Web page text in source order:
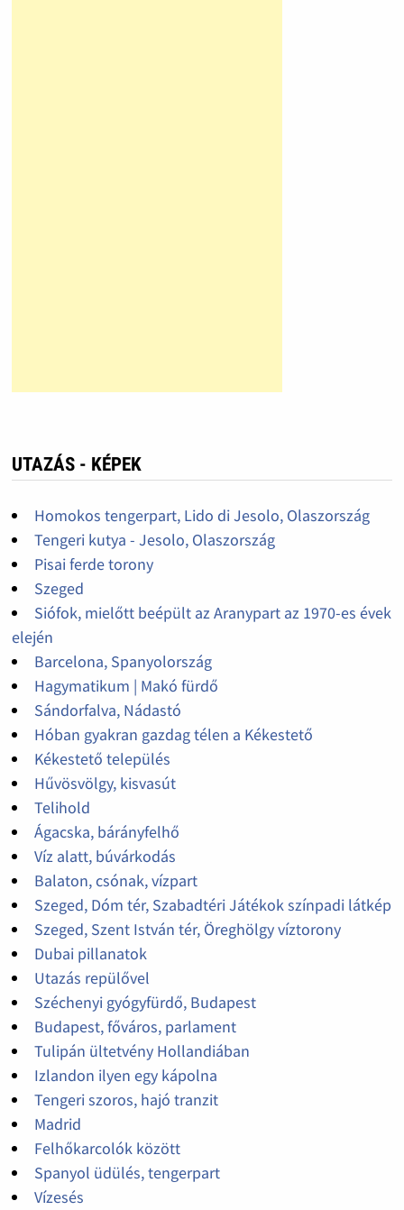
UTAZÁS - KÉPEK
Homokos tengerpart, Lido di Jesolo, Olaszország
Tengeri kutya - Jesolo, Olaszország
Pisai ferde torony
Szeged
Siófok, mielőtt beépült az Aranypart az 1970-es évek
elején
Barcelona, Spanyolország
Hagymatikum | Makó fürdő
Sándorfalva, Nádastó
Hóban gyakran gazdag télen a Kékestető
Kékestető település
Hűvösvölgy, kisvasút
Telihold
Ágacska, bárányfelhő
Víz alatt, búvárkodás
Balaton, csónak, vízpart
Szeged, Dóm tér, Szabadtéri Játékok színpadi látkép
Szeged, Szent István tér, Öreghölgy víztorony
Dubai pillanatok
Utazás repülővel
Széchenyi gyógyfürdő, Budapest
Budapest, főváros, parlament
Tulipán ültetvény Hollandiában
Izlandon ilyen egy kápolna
Tengeri szoros, hajó tranzit
Madrid
Felhőkarcolók között
Spanyol üdülés, tengerpart
Vízesés